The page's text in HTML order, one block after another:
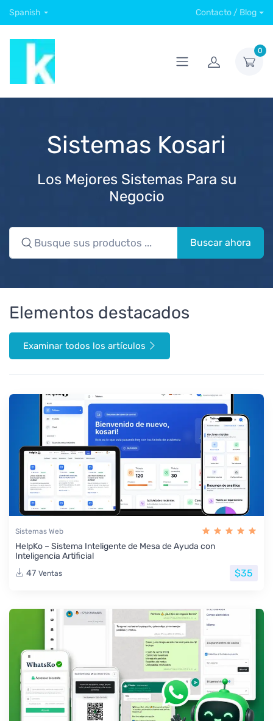
Spanish Contacto / Blog
0
Sistemas Kosari
Los Mejores Sistemas Para su
Negocio
Buscar ahora
Elementos destacados
Examinar todos los artículos
Sistemas Web
HelpKo – Sistema Inteligente de Mesa de Ayuda con
Inteligencia Artificial
47 Ventas $35